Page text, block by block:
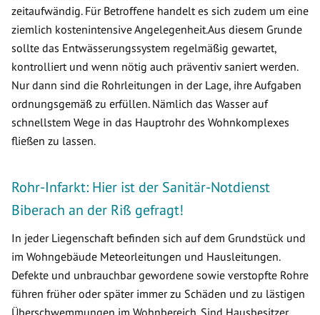
zeitaufwändig. Für Betroffene handelt es sich zudem um eine
ziemlich kostenintensive Angelegenheit.Aus diesem Grunde
sollte das Entwässerungssystem regelmäßig gewartet,
kontrolliert und wenn nötig auch präventiv saniert werden.
Nur dann sind die Rohrleitungen in der Lage, ihre Aufgaben
ordnungsgemäß zu erfüllen. Nämlich das Wasser auf
schnellstem Wege in das Hauptrohr des Wohnkomplexes
fließen zu lassen.
Rohr-Infarkt: Hier ist der Sanitär-Notdienst
Biberach an der Riß gefragt!
In jeder Liegenschaft befinden sich auf dem Grundstück und
im Wohngebäude Meteorleitungen und Hausleitungen.
Defekte und unbrauchbar gewordene sowie verstopfte Rohre
führen früher oder später immer zu Schäden und zu lästigen